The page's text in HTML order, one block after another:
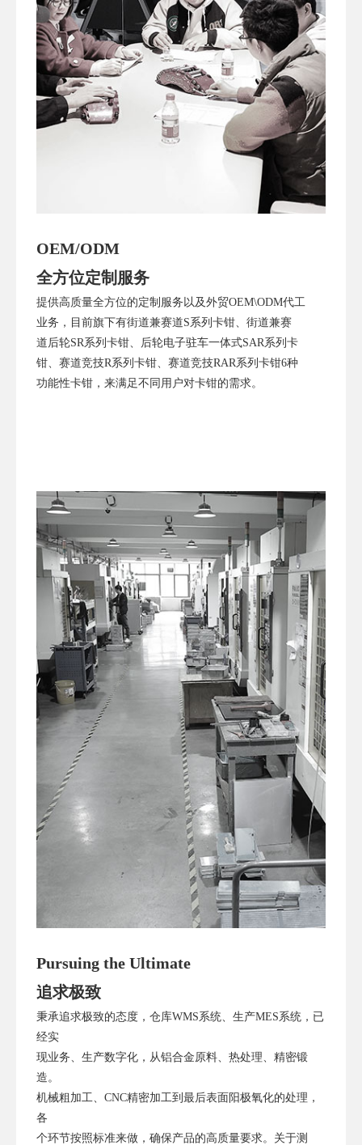
OEM/ODM
全方位定制服务
提供高质量全方位的定制服务以及外贸OEM\ODM代工
业务， 目前旗下有街道兼赛道S系列卡钳、街道兼赛
道后轮SR系列卡钳、后轮电子驻车一体式SAR系列卡
钳、赛道竞技R系列卡钳、赛道竞技RAR系列卡钳6种
功能性卡钳，来满足不同用户对卡钳的需求。
Pursuing the Ultimate
追求极致
秉承追求极致的态度，仓库WMS系统、生产MES系统，已
经实
现业务、生产数字化，从铝合金原料、热处理、精密锻
造。
机械粗加工、CNC精密加工到最后表面阳极氧化的处理，
各
个环节按照标准来做，确保产品的高质量要求。关于测